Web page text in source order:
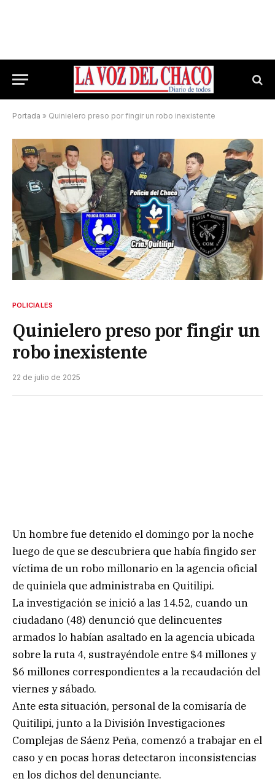
Portada » Quinielero preso por fingir un robo inexistente
POLICIALES
Quinielero preso por fingir un
robo inexistente
22 de julio de 2025
Un hombre fue detenido el domingo por la noche
luego de que se descubriera que había fingido ser
víctima de un robo millonario en la agencia oficial
de quiniela que administraba en Quitilipi.
La investigación se inició a las 14.52, cuando un
ciudadano (48) denunció que delincuentes
armados lo habían asaltado en la agencia ubicada
sobre la ruta 4, sustrayéndole entre $4 millones y
$6 millones correspondientes a la recaudación del
viernes y sábado.
Ante esta situación, personal de la comisaría de
Quitilipi, junto a la División Investigaciones
Complejas de Sáenz Peña, comenzó a trabajar en el
caso y en pocas horas detectaron inconsistencias
en los dichos del denunciante.